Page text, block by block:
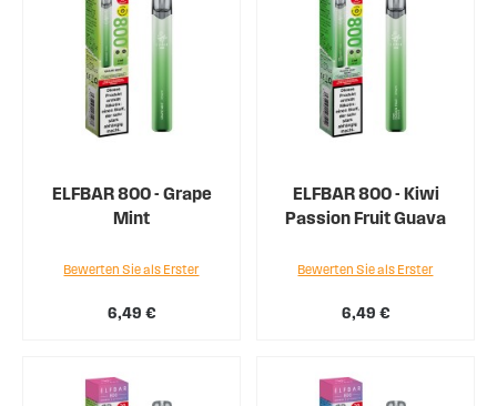
ELFBAR 800 - Grape
Mint
6,49 €
Bewerten Sie als Erster
ELFBAR 800 - Kiwi
Passion Fruit Guava
6,49 €
Bewerten Sie als Erster